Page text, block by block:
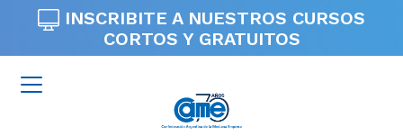
INSCRIBITE A NUESTROS CURSOS
CORTOS Y GRATUITOS